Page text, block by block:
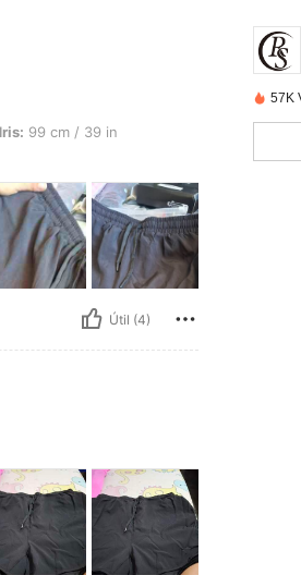
80 cm / 31 in, Busto: 104 cm / 41 in,
99 cm / 39 in
Útil (4)
57K